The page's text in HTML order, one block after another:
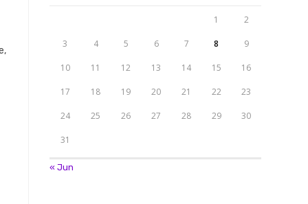
1 2
3 4 5 6 7 8 9
10 11 12 13 14 15 16
17 18 19 20 21 22 23
24 25 26 27 28 29 30
31
« Jun